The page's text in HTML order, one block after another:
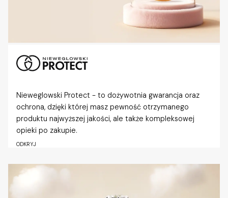
Nieweglowski Protect - to dożywotnia gwarancja oraz
ochrona, dzięki której masz pewność otrzymanego
produktu najwyższej jakości, ale także kompleksowej
opieki po zakupie.
ODKRYJ